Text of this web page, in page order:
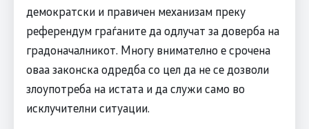
демократски и правичен механизам преку
референдум граѓаните да одлучат за доверба на
градоначалникот. Многу внимателно е срочена
оваа законска одредба со цел да не се дозволи
злоупотреба на истата и да служи само во
исклучителни ситуации.